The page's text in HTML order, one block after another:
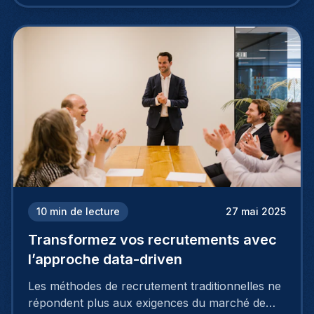
10 min de lecture 27 mai 2025
Transformez vos recrutements avec
l’approche data-driven
Les méthodes de recrutement traditionnelles ne
répondent plus aux exigences du marché de